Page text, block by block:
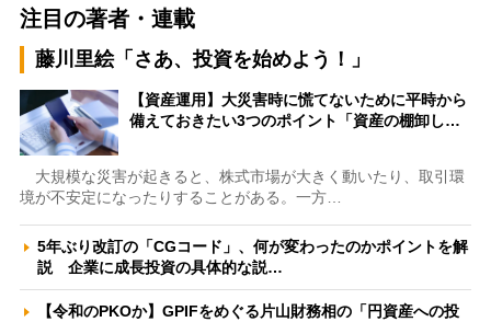
注目の著者・連載
藤川里絵「さあ、投資を始めよう！」
【資産運用】大災害時に慌てないために平時から
備えておきたい3つのポイント「資産の棚卸し…
大規模な災害が起きると、株式市場が大きく動いたり、取引環
境が不安定になったりすることがある。一方…
5年ぶり改訂の「CGコード」、何が変わったのかポイントを解
説 企業に成長投資の具体的な説…
【令和のPKOか】GPIFをめぐる片山財務相の「円資産への投